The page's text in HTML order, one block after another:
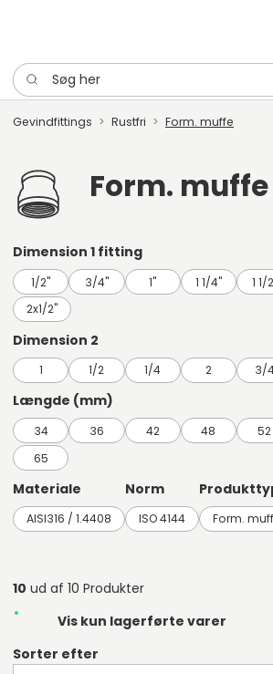
Søg her
Gevindfittings Rustfri Form. muffe
Form. muffe
Dimension 1 fitting
1/2" 3/4" 1" 1 1/4" 1 1/
2x1/2"
Dimension 2
1 1/2 1/4 2 3/
Længde (mm)
34 36 42 48 52
65
Materiale
AISI316 / 1.4408
Norm
ISO 4144 Form.
10 ud af 10 Produkter
Vis kun lagerførte varer
Sorter efter